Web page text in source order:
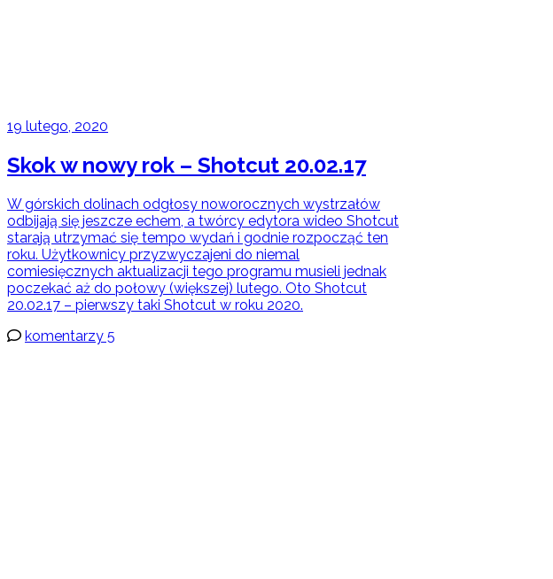
19 lutego, 2020
Skok w nowy rok – Shotcut 20.02.17
W górskich dolinach odgłosy noworocznych wystrzałów
odbijają się jeszcze echem, a twórcy edytora wideo Shotcut
starają utrzymać się tempo wydań i godnie rozpocząć ten
roku. Użytkownicy przyzwyczajeni do niemal
comiesięcznych aktualizacji tego programu musieli jednak
poczekać aż do połowy (większej) lutego. Oto Shotcut
20.02.17 – pierwszy taki Shotcut w roku 2020.
komentarzy 5